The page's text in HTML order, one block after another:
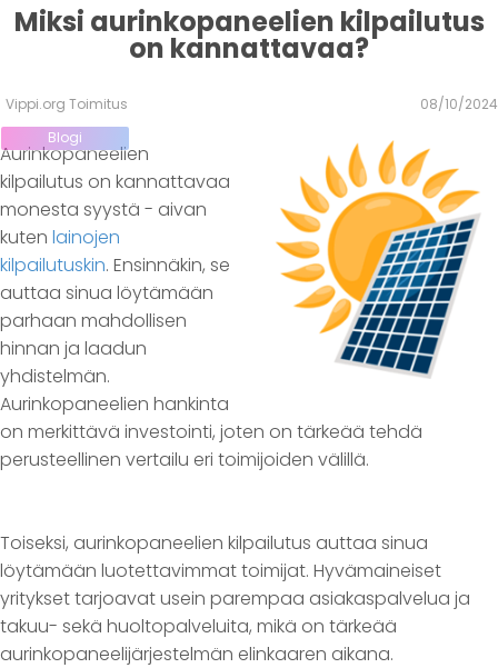
Miksi aurinkopaneelien kilpailutus
on kannattavaa?
Vippi.org Toimitus
08/10/2024
Blogi
Aurinkopaneelien
kilpailutus on kannattavaa
monesta syystä - aivan
kuten lainojen
kilpailutuskin. Ensinnäkin, se
auttaa sinua löytämään
parhaan mahdollisen
hinnan ja laadun
yhdistelmän.
Aurinkopaneelien hankinta
on merkittävä investointi, joten on tärkeää tehdä
perusteellinen vertailu eri toimijoiden välillä.
Toiseksi, aurinkopaneelien kilpailutus auttaa sinua
löytämään luotettavimmat toimijat. Hyvämaineiset
yritykset tarjoavat usein parempaa asiakaspalvelua ja
takuu- sekä huoltopalveluita, mikä on tärkeää
aurinkopaneelijärjestelmän elinkaaren aikana.